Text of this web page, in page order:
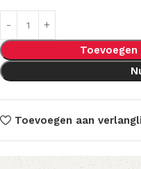
Toevoegen aan